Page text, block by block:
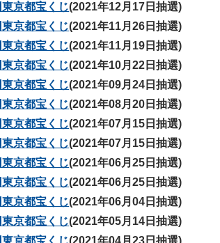
京都宝くじ(2021年12月17日抽選)
京都宝くじ(2021年11月26日抽選)
京都宝くじ(2021年11月19日抽選)
京都宝くじ(2021年10月22日抽選)
京都宝くじ(2021年09月24日抽選)
京都宝くじ(2021年08月20日抽選)
京都宝くじ(2021年07月15日抽選)
京都宝くじ(2021年07月15日抽選)
京都宝くじ(2021年06月25日抽選)
京都宝くじ(2021年06月25日抽選)
京都宝くじ(2021年06月04日抽選)
京都宝くじ(2021年05月14日抽選)
京都宝くじ(2021年04月23日抽選)